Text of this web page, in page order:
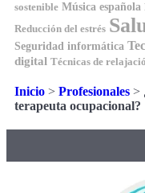
sostenible Música española
Reducción del estrés
Seguridad informática
digital Técnicas de
Inicio > Profesionales >
terapeuta ocupacional?